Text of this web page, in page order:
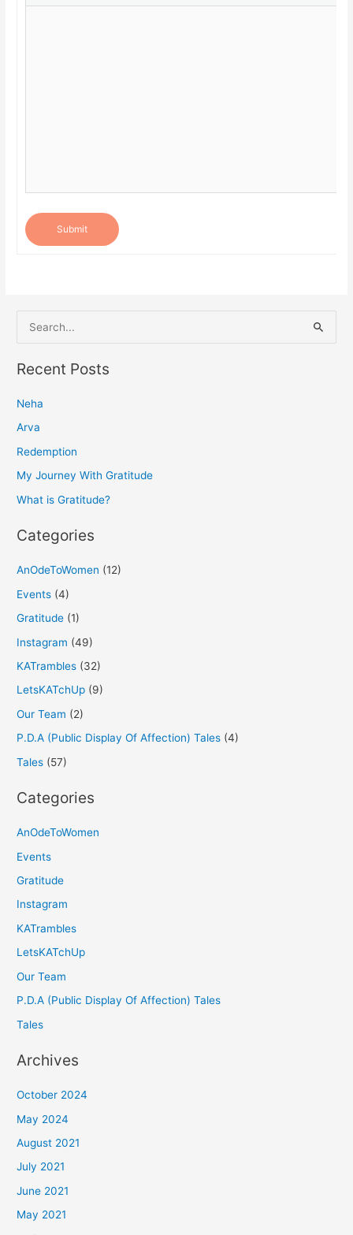
Submit
e
a
c
h
f
o
Recent Posts
Neha
Arva
Redemption
My Journey With Gratitude
What is Gratitude?
Categories
AnOdeToWomen (12)
Events (4)
Gratitude (1)
Instagram (49)
KATrambles (32)
LetsKATchUp (9)
Our Team (2)
P.D.A (Public Display Of Affection) Tales (4)
Tales (57)
Categories
AnOdeToWomen
Events
Gratitude
Instagram
KATrambles
LetsKATchUp
Our Team
P.D.A (Public Display Of Affection) Tales
Tales
Archives
October 2024
May 2024
August 2021
July 2021
June 2021
May 2021